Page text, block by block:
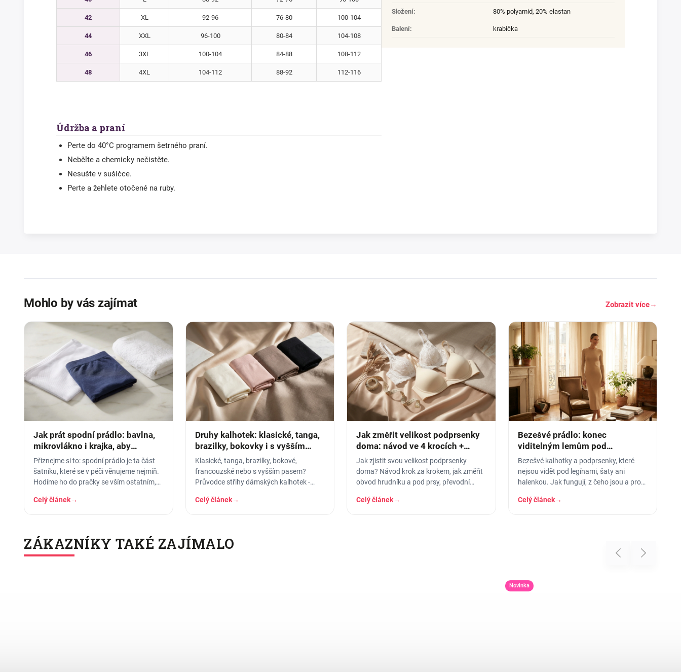
42 XL 92-96 76-80 100-104
44 XXL 96-100 80-84 104-108
46 3XL 100-104 84-88 108-112
48 4XL 104-112 88-92 112-116
Údržba a praní
Perte do 40°C programem šetrného praní.
Nebělte a chemicky nečistěte.
Nesušte v sušičce.
Perte a žehlete otočené na ruby.
Složení: 80% polyamid, 20% elastan
Balení: krabička
Mohlo by vás zajímat Zobrazit více→
Jak prát spodní prádlo: bavlna,
mikrovlákno i krajka, aby
vydrželo
Přiznejme si to: spodní prádlo je ta část
šatníku, které se v péči věnujeme nejmíň.
Hodíme ho do pračky se vším ostatním,
Celý článek→
Druhy kalhotek: klasické, tanga,
brazilky, bokovky i s vyšším
pasem
Klasické, tanga, brazilky, bokové,
francouzské nebo s vyšším pasem?
Průvodce střihy dámských kalhotek -
jaké…
Celý článek→
Jak změřit velikost podprsenky
doma: návod ve 4 krocích +
tabulka
Jak zjistit svou velikost podprsenky
doma? Návod krok za krokem, jak změřit
obvod hrudníku a pod prsy, převodní
Celý článek→
Bezešvé prádlo: konec
viditelným lemům pod
přiléhavým oblečením
Bezešvé kalhotky a podprsenky, které
nejsou vidět pod legínami, šaty ani
halenkou. Jak fungují, z čeho jsou a pro
Celý článek→
ZÁKAZNÍKY TAKÉ ZAJÍMALO
Previous
Novinka
Next